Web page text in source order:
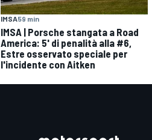
IMSA59 min
IMSA | Porsche stangata a Road
America: 5' di penalità alla #6,
Estre osservato speciale per
l'incidente con Aitken